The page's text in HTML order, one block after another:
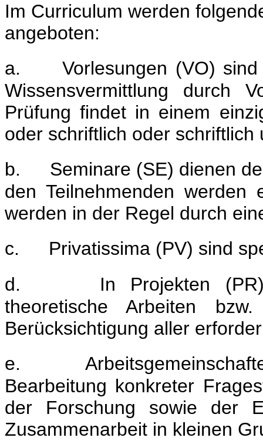
Im Curriculum werden
angeboten:
a.
Vorlesungen (VO)
Wissensvermittlung durch
Prüfung findet in einem
oder schriftlich oder
b.
Seminare (SE) dienen
den Teilnehmenden werden
werden in der Regel durch
c.
Privatissima (PV) sind
d.
In Projekten
theoretische Arbeiten
Berücksichtigung aller
e.
Bearbeitung konkreter
der Forschung sowie der
Zusammenarbeit in kleinen